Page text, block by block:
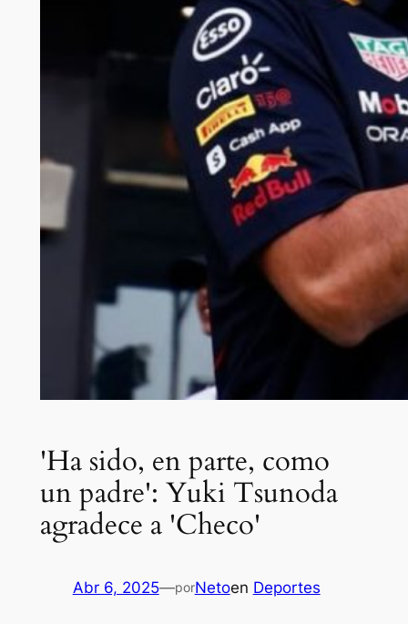
'Ha sido, en parte, como
un padre': Yuki Tsunoda
agradece a 'Checo'
Abr 6, 2025—porNetoen Deportes